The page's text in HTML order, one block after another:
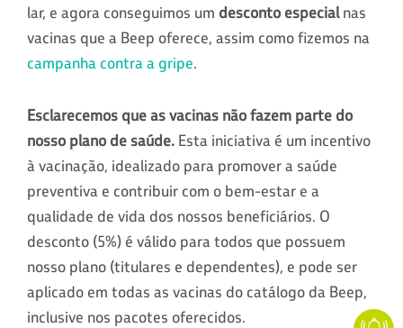
lar, e agora conseguimos um desconto especialnas
vacinas que a Beep oferece, assim como fizemos na
campanha contra a gripe.
Esclarecemos que as vacinas não fazem parte do
nosso plano de saúde. Esta iniciativa é um incentivo
à vacinação, idealizado para promover a saúde
preventiva e contribuir com o bem-estar e a
qualidade de vida dos nossos beneficiários. O
desconto (5%) é válido para todos que possuem
nosso plano (titulares e dependentes), e pode ser
aplicado em todas as vacinas do catálogo da Beep,
inclusive nos pacotes oferecidos.